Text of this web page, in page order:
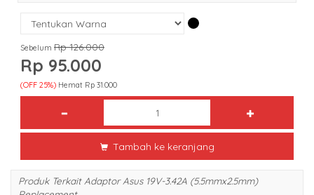
Sebelum Rp 126.000
Rp 95.000
(OFF 25%) Hemat Rp 31.000
Tambah ke keranjang
Produk Terkait Adaptor Asus 19V-3.42A (5.5mmx2.5mm)